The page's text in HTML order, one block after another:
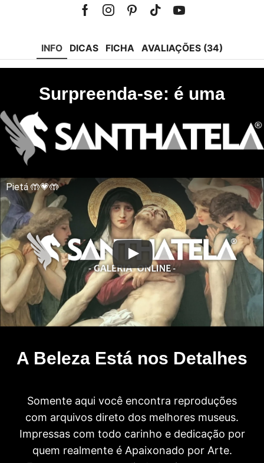
FacebookInstagramPinterest
Tik-Youtube
INFO DICAS FICHA AVALIAÇÕES (34)
Surpreenda-se: é uma
Pietá 🤲💗🤲
A Beleza Está nos Detalhes
Somente aqui você encontra reproduções
com arquivos direto dos melhores museus.
Impressas com todo carinho e dedicação por
quem realmente é Apaixonado por Arte.